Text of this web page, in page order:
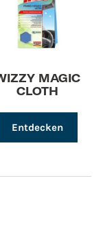
MAGIC
CLOTH
Entdecken